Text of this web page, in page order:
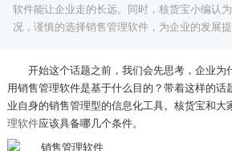
软件能让企业走的长远。同时，核货宝小编认
况，谨慎的选择销售管理软件，为企业的发展提
开始这个话题之前，我们会先思考，企业为
用销售管理软件是基于什么目的？带着这样的话
业自身的销售管理型的信息化工具。核货宝和大
理软件应该具备哪几个条件。